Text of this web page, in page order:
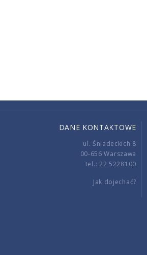
DANE KONTAKTOWE
ul. Śniadeckich 8
00-656 Warszawa
tel.: 22 5228100
Jak dojechać?